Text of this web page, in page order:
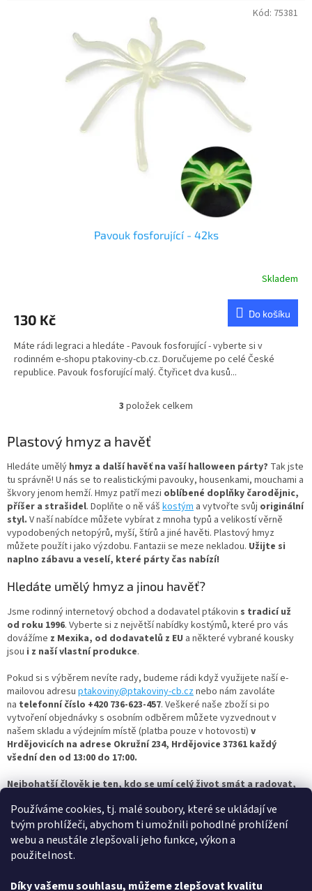
Používáme cookies, tj. malé soubory, které se ukládají ve
tvým prohlížeči, abychom ti umožnili pohodlné prohlížení
webu a neustále zlepšovali jeho funkce, výkon a
použitelnost.
Díky vašemu souhlasu, můžeme zlepšovat kvalitu
Pavouk fosforující - 42ks
Skladem
130 Kč Do košíku
Máte rádi legraci a hledáte - Pavouk fosforující - vyberte si v
rodinném e-shopu ptakoviny-cb.cz. Doručujeme po celé České
republice. Pavouk fosforující malý. Čtyřicet dva kusů...
Kód: 75381
O
d
a
c
í
p
r
v
k
v
p
i
s
3 položek celkem
Plastový hmyz a havěť
Hledáte umělý hmyz a další havěť na vaší halloween párty? Tak jste
tu správně! U nás se to realistickými pavouky, housenkami, mouchami a
škvory jenom hemží. Hmyz patří mezi oblíbené doplňky čarodějnic,
příšer a strašidel. Doplňte o ně váš kostým a vytvořte svůj originální
styl. V naší nabídce můžete vybírat z mnoha typů a velikostí věrně
vypodobených netopýrů, myší, štírů a jiné havěti. Plastový hmyz
můžete použít i jako výzdobu. Fantazii se meze nekladou. Užijte si
naplno zábavu a veselí, které párty čas nabízí!
Hledáte umělý hmyz a jinou havěť?
Jsme rodinný internetový obchod a dodavatel ptákovin s tradicí už
od roku 1996. Vyberte si z největší nabídky kostýmů, které pro vás
dovážíme z Mexika, od dodavatelů z EU a některé vybrané kousky
jsou i z naší vlastní produkce.
Pokud si s výběrem nevíte rady, budeme rádi když využijete naší e-
mailovou adresu ptakoviny@ptakoviny-cb.cznebo nám zavoláte
na telefonní číslo +420 736-623-457. Veškeré naše zboží si po
vytvoření objednávky s osobním odběrem můžete vyzvednout v
našem skladu a výdejním místě (platba pouze v hotovosti) v
Hrdějovicích na adrese Okružní 234, Hrdějovice 37361 každý
všední den od 13:00 do 17:00.
Nejbohatší člověk je ten, kdo se umí celý život smát a radovat,
námi. Ptakoviny-cb.cz- největší výběrhmyzu a jiné havětinajdete u
nás - a vše skladem! Pro více inspirace se nezapomeňte mrknout i
nadalší kategorie kostýmů,maseka jiných ptákovin
jsou třeba:kanadské žertíky
kouzla